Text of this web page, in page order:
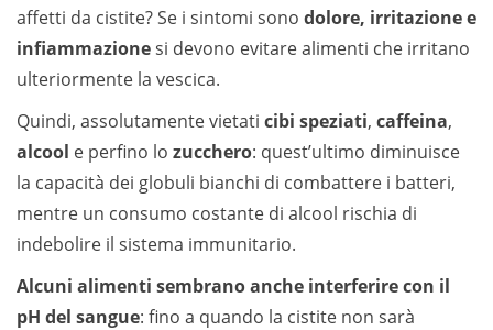
affetti da cistite? Se i sintomi sono dolore, irritazione e
infiammazionesi devono evitare alimenti che irritano
ulteriormente la vescica.
Quindi, assolutamente vietati cibi speziati, caffeina,
alcool e perfino lo zucchero: quest’ultimo diminuisce
la capacità dei globuli bianchi di combattere i batteri,
mentre un consumo costante di alcool rischia di
indebolire il sistema immunitario.
Alcuni alimenti sembrano anche interferire con il
pH del sangue: fino a quando la cistite non sarà